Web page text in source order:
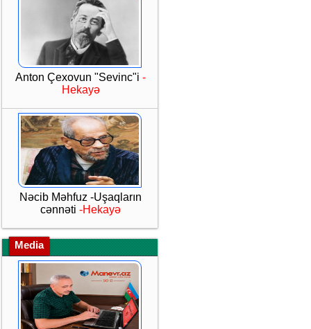
Anton Çexovun "Sevinc"i -
Hekayə
Nəcib Məhfuz -Uşaqların
cənnəti -Hekayə
Media